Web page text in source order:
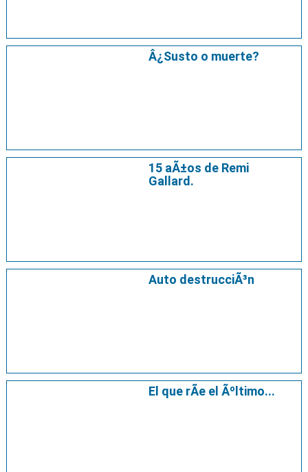
Â¿Susto o muerte?
15 aÃ±os de Remi
Gallard.
Auto destrucciÃ³n
El que rÃ­e el Ãºltimo...